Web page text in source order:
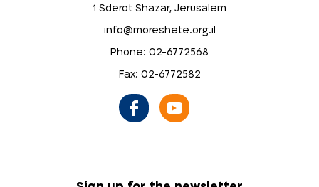
1 Sderot Shazar, Jerusalem
info@moreshete.org.il
Phone: 02-6772568
Fax: 02-6772582